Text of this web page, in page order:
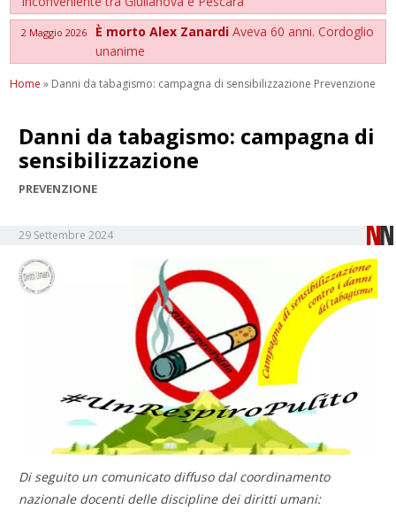
2 Maggio 2026 È morto Alex ZanardiAveva 60 anni. Cordoglio
unanime
Home » Danni da tabagismo: campagna di sensibilizzazione Prevenzione
Danni da tabagismo: campagna di
sensibilizzazione
PREVENZIONE
29 Settembre 2024
Di seguito un comunicato diffuso dal coordinamento
nazionale docenti delle discipline dei diritti umani: